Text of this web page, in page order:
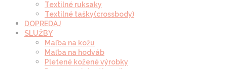
Textilné ruksaky
Textilné tašky(crossbody)
DOPREDAJ
SLUŽBY
Maľba na kožu
Maľba na hodváb
Pletené kožené výrobky